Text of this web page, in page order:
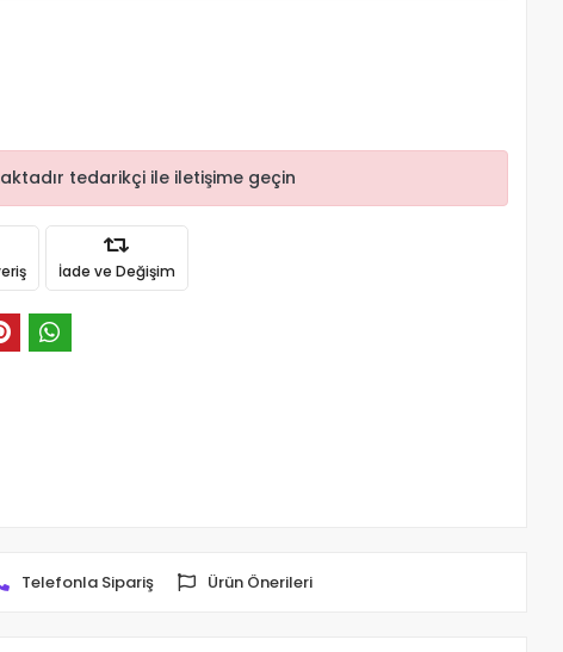
tedarikçi ile iletişime geçin
İade ve Değişim
Telefonla Sipariş Ürün Önerileri